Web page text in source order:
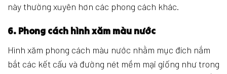
này thường xuyên hơn các phong cách khác.
6. Phong cách hình xăm màu nước
Hình xăm phong cách màu nước nhằm mục đích nắm
bắt các kết cấu và đường nét mềm mại giống như trong